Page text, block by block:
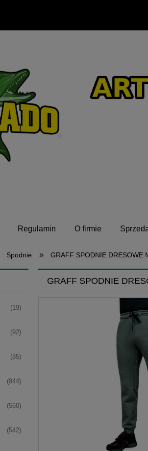
Regulamin O firmie
Spodnie » GRAFF SPODNIE DRESOWE
(19)
(92)
(85)
(844)
(560)
(542)
GRAFF SPODNIE